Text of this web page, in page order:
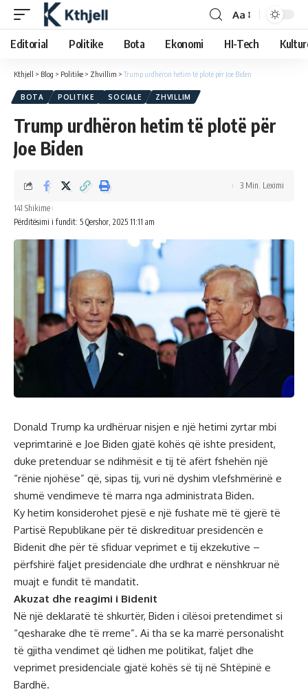
Aa
Editorial Politike Bota Ekonomi HI-Tech
Kthjell > Blog > Politike > Zhvillim > Trump urdhëron hetim të plotë për Joe Biden
BOTA POLITIKE SOCIALE ZHVILLIM
Trump urdhëron hetim të plotë për
Joe Biden
Përditësimi i fundit: 5 Qershor, 2025 11:11 am
141 Shikime
3 Min. Leximi
Donald Trump ka urdhëruar nisjen e një hetimi zyrtar mbi
veprimtarinë e Joe Biden gjatë kohës që ishte president,
duke pretenduar se ndihmësit e tij të afërt fshehën një
“rënie njohëse” që, sipas tij, vuri në dyshim vlefshmërinë e
shumë vendimeve të marra nga administrata Biden.
Ky hetim konsiderohet pjesë e një fushate më të gjerë të
Partisë Republikane për të diskredituar presidencën e
Bidenit dhe për të sfiduar veprimet e tij ekzekutive –
përfshirë faljet presidenciale dhe urdhrat e nënshkruar në
muajt e fundit të mandatit.
Akuzat dhe reagimi i Bidenit
Në një deklaratë të shkurtër, Biden i cilësoi pretendimet si
“qesharake dhe të rreme”. Ai tha se ka marrë personalisht
të gjitha vendimet që lidhen me politikat, faljet dhe
veprimet presidenciale gjatë kohës së tij në Shtëpinë e
Bardhë.